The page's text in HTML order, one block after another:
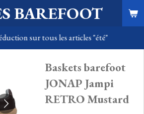
BAREFOOT
sur tous les articles "été"
Baskets barefoot
JONAP Jampi
RETRO Mustard